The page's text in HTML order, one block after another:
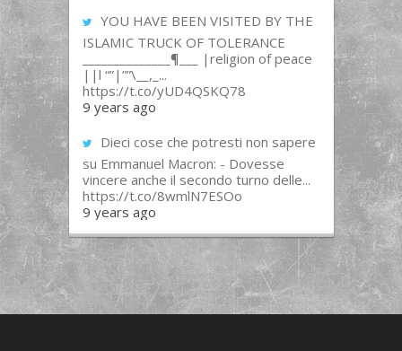
YOU HAVE BEEN VISITED BY THE
ISLAMIC TRUCK OF TOLERANCE
______________¶___ |religion of peace
||l “”|””\__,_...
https://t.co/yUD4QSKQ78
9 years ago
Dieci cose che potresti non sapere
su Emmanuel Macron: - Dovesse
vincere anche il secondo turno delle...
https://t.co/8wmlN7ESOo
9 years ago